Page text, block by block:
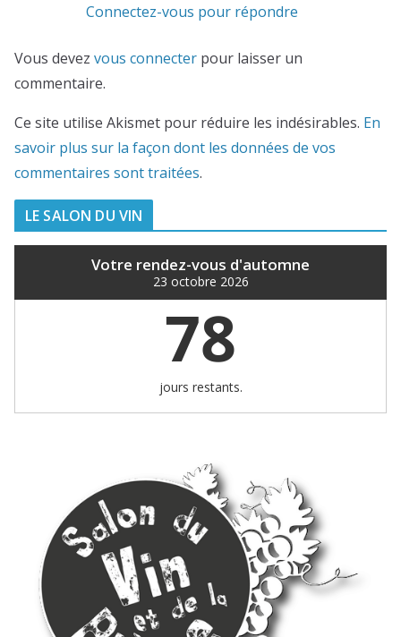
Connectez-vous pour répondre
Vous devez vous connecter pour laisser un
commentaire.
Ce site utilise Akismet pour réduire les indésirables. En
savoir plus sur la façon dont les données de vos
commentaires sont traitées.
LE SALON DU VIN
Votre rendez-vous d'automne
23 octobre 2026
78
jours restants.